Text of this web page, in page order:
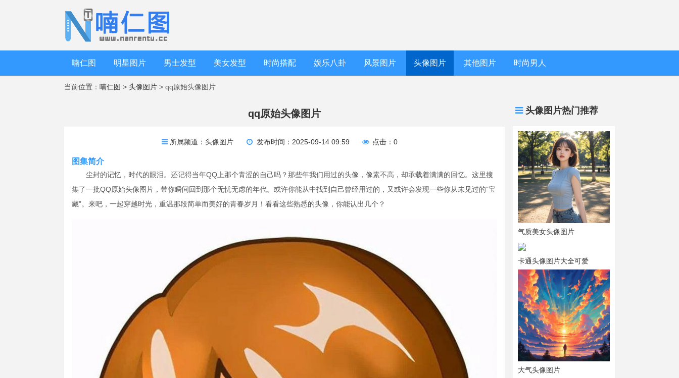
喃仁图 明星图片 男士发型 美女发型 时尚搭配 娱乐八卦 风景图片 头像图片 其他图片 时尚男人
当前位置： 喃仁图 > 头像图片 > qq原始头像图片
头像图片热门推荐
气质美女头像图片
卡通头像图片大全可爱
大气头像图片
qq原始头像图片
所属频道：头像图片 发布时间：2025-09-14 09:59 点击：0
图集简介
尘封的记忆，时代的眼泪。还记得当年QQ上那个青涩的自己吗？那些年我们用过的头像，像素不高，却承载着满满的回忆。这里搜
集了一批QQ原始头像图片，带你瞬间回到那个无忧无虑的年代。或许你能从中找到自己曾经用过的，又或许会发现一些你从未见过的“宝
藏”。来吧，一起穿越时光，重温那段简单而美好的青春岁月！看看这些熟悉的头像，你能认出几个？